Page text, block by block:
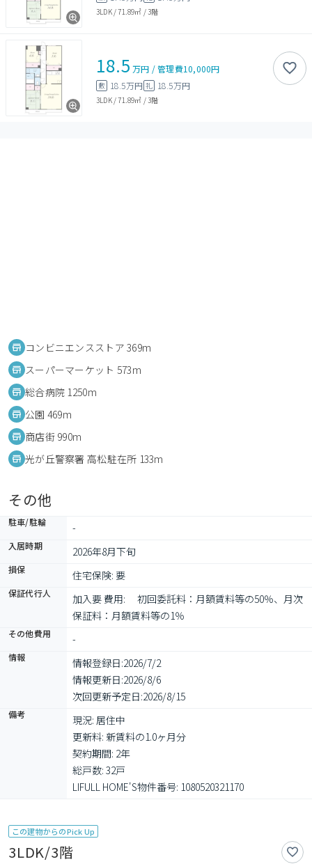
3LDK/71.89㎡ /3階
18.5 万円 /管理費10,000円
敷 18.5万円 礼 18.5万円
3LDK/71.89㎡ /3階
コンビニエンスストア 369m
スーパーマーケット 573m
総合病院 1250m
公園 469m
商店街 990m
光が丘警察署 高松駐在所 133m
その他
駐車/駐輪 -
入居時期 2026年8月下旬
損保 住宅保険: 要
保証代行人
加入要 費用: 　初回委託料：月額賃料等の50％、月次
保証料：月額賃料等の1％
その他費用 -
情報 情報登録日:2026/7/2
情報更新日:2026/8/6
次回更新予定日:2026/8/15
備考
現況: 居住中
更新料: 新賃料の1.0ヶ月分
契約期間: 2年
総戸数: 32戸
LIFULL HOME'S物件番号: 1080520321170
この建物からのPick Up
3LDK/3階